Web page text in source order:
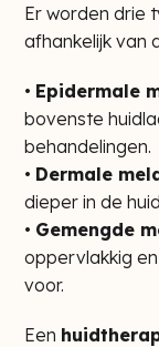
Er worden drie
afhankelijk van
• Epidermale
bovenste
behandelingen.
• Dermale
dieper in de
• Gemengde
oppervlakkig
voor.
Een